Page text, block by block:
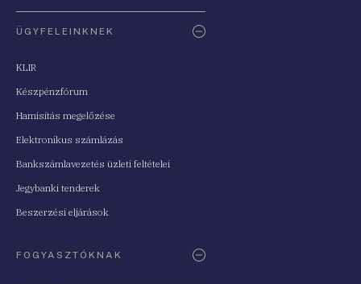
ÜGYFELEINKNEK
KLIR
Készpénzfórum
Hamisítás megelőzése
Elektronikus számlázás
Bankszámlavezetés üzleti feltételei
Jegybanki tenderek
Beszerzési eljárások
FOGYASZTÓKNAK